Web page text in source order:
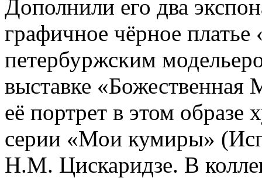
Дополнили его два
графичное чёрное
петербуржским
выставке
её портрет в этом
серии «Мои кумиры»
Н.М. Цискаридзе. В